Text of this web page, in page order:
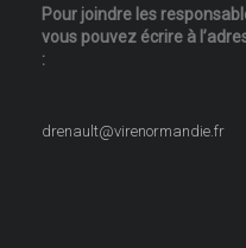
Pour joindre les
vous pouvez écrire à
:
drenault@virenormandie.fr